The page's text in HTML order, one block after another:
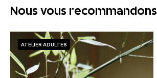
Nous vous recommandons
ATELIER ADULTES